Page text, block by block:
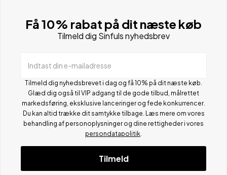
Få 10% rabat på dit næste køb
Tilmeld dig Sinfuls nyhedsbrev
Indtast din e-mailadresse
Tilmeld dig nyhedsbrevet i dag og få 10% på dit næste køb.
Glæd dig også til VIP adgang til de gode tilbud, målrettet
markedsføring, eksklusive lanceringer og fede konkurrencer.
Du kan altid trække dit samtykke tilbage. Læs mere om vores
behandling af personoplysninger og dine rettigheder i vores
persondatapolitik.
Tilmeld